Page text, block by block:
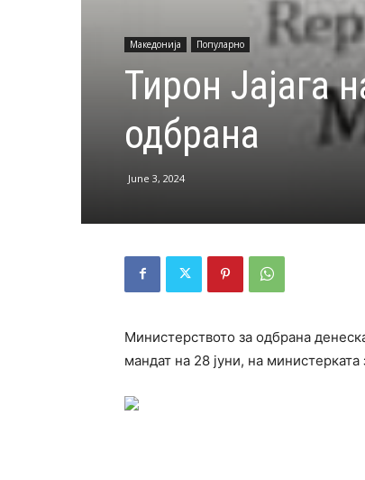
Македонија Популарно
Тирон Јајага
одбрана
June 3, 2024
Министерството за одбрана
мандат на 28 јуни, на